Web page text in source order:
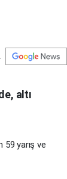
altı
59 yarış ve